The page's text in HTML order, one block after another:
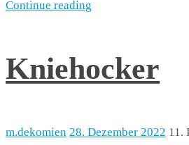
Continue reading
Kniehocker
m.dekomien 28. Dezember 2022 11.